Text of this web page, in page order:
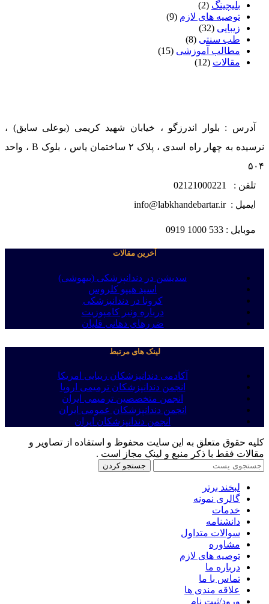
بلیچینگ (2)
توصیه های لازم (9)
زیبایی (32)
طب سنتی (8)
مطالب آموزشی (15)
مقالات (12)
آدرس : بلوار اندرزگو ، خیابان شهید کریمی (بوعلی سابق) ،
نرسیده به چهار راه اسدی ، پلاک ۲ ساختمان یاس ، بلوک B ، واحد
۵۰۴
تلفن : 02121000221
ایمیل : info@labkhandebartar.ir
موبایل : 533 1000 0919
آخرین مقالات
سدیشن در دندانپزشکی (بیهوشی)
اسید هیپو کلروس
کرونا در دندانپزشکی
درباره ونیر کامپوزیت
ضررهای دهانی قلیان
لینک های مرتبط
آکادمی دندانپزشکان زیبایی امریکا
انجمن دندانپزشکان ترمیمی اروپا
انجمن متخصصین ترمیمی ایران
انجمن دندانپزشکان عمومی ایران
انجمن دندانپزشکان ایران
کلیه حقوق متعلق به این سایت محفوظ و استفاده از تصاویر و
مقالات فقط با ذکر منبع و لینک مجاز است .
جستجو کردن
لبخند برتر
گالری نمونه
خدمات
دانشنامه
سوالات متداول
مشاوره
توصیه های لازم
درباره ما
تماس با ما
علاقه مندی ها
ورود/ثبت نام